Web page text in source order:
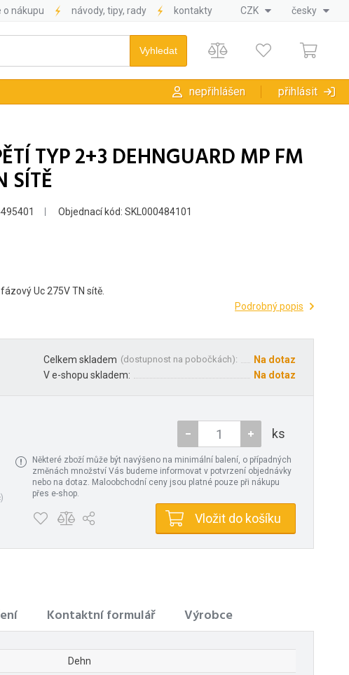
o nákupu návody, tipy, rady kontakty CZK česky
nepřihlášen přihlásit
TYP 2+3 DEHNGUARD MP FM
SÍTĚ
Objednací kód: SKL000484101
Uc 275V TN sítě.
Podrobný popis
Celkem skladem (dostupnost na pobočkách):
Na dotaz
V e-shopu skladem:
Na dotaz
ks
Některé zboží může být navýšeno na minimální balení, o případných
změnách množství Vás budeme informovat v potvrzení objednávky
nebo na dotaz. Maloobchodní ceny jsou platné pouze při nákupu
přes e-shop.
Vložit do košíku
Kontaktní formulář Výrobce
Dehn